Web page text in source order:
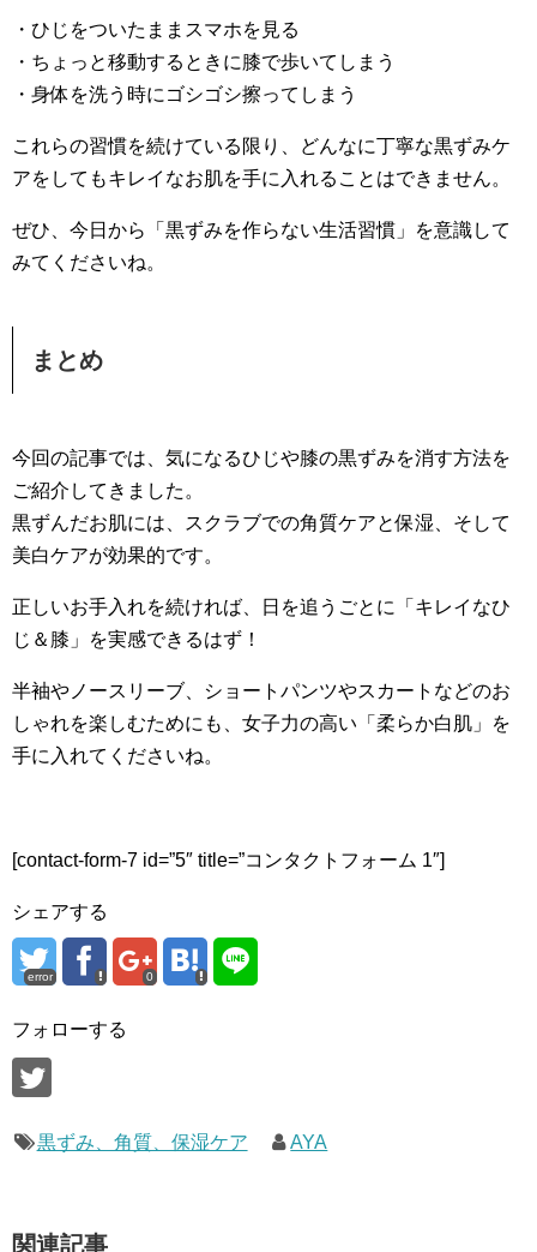
・ひじをついたままスマホを見る
・ちょっと移動するときに膝で歩いてしまう
・身体を洗う時にゴシゴシ擦ってしまう
これらの習慣を続けている限り、どんなに丁寧な黒ずみケ
アをしてもキレイなお肌を手に入れることはできません。
ぜひ、今日から「黒ずみを作らない生活習慣」を意識して
みてくださいね。
まとめ
今回の記事では、気になるひじや膝の黒ずみを消す方法を
ご紹介してきました。
黒ずんだお肌には、スクラブでの角質ケアと保湿、そして
美白ケアが効果的です。
正しいお手入れを続ければ、日を追うごとに「キレイなひ
じ＆膝」を実感できるはず！
半袖やノースリーブ、ショートパンツやスカートなどのお
しゃれを楽しむためにも、女子力の高い「柔らか白肌」を
手に入れてくださいね。
[contact-form-7 id=”5″ title=”コンタクトフォーム 1″]
シェアする
error 0
フォローする
黒ずみ、角質、保湿ケア AYA
関連記事